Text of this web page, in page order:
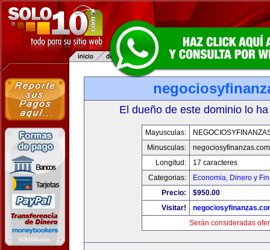
El dueño de este dominio lo
Mayusculas:
Minusculas:
negociosyfinanzas.com
Longitud:
17 caracteres
Categorias:
Economia, Dinero y
Precio:
$950.00
Visitar!
Serán consideradas